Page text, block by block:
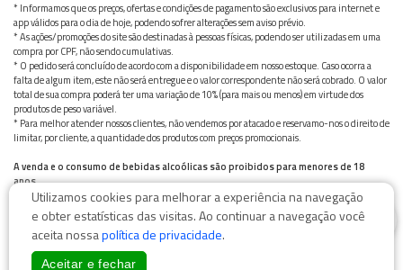
* Informamos que os preços, ofertas e condições de pagamento são exclusivos para internet e
app válidos para o dia de hoje, podendo sofrer alterações sem aviso prévio.
* As ações/promoções do site são destinadas à pessoas físicas, podendo ser utilizadas em uma
compra por CPF, não sendo cumulativas.
* O pedido será concluído de acordo com a disponibilidade em nosso estoque. Caso ocorra a
falta de algum item, este não será entregue e o valor correspondente não será cobrado. O valor
total de sua compra poderá ter uma variação de 10% (para mais ou menos) em virtude dos
produtos de peso variável.
* Para melhor atender nossos clientes, não vendemos por atacado e reservamo-nos o direito de
limitar, por cliente, a quantidade dos produtos com preços promocionais.
A venda e o consumo de bebidas alcoólicas são proibidos para menores de 18
anos.
Bebida alcoólica pode causar dependência química e, em excesso, provoca graves males à saúde.
Beba com moderação
Utilizamos cookies para melhorar a experiência na navegação
e obter estatísticas das visitas. Ao continuar a navegação você
aceita nossapolítica de privacidade.
Aceitar e fechar